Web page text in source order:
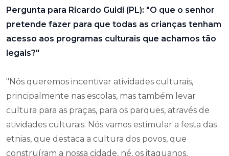
Pergunta para Ricardo Guidi (PL): "O que o senhor
pretende fazer para que todas as crianças tenham
acesso aos programas culturais que achamos tão
legais?"
"Nós queremos incentivar atividades culturais,
principalmente nas escolas, mas também levar
cultura para as praças, para os parques, através de
atividades culturais. Nós vamos estimular a festa das
etnias, que destaca a cultura dos povos, que
construíram a nossa cidade, né, os itaguanos,